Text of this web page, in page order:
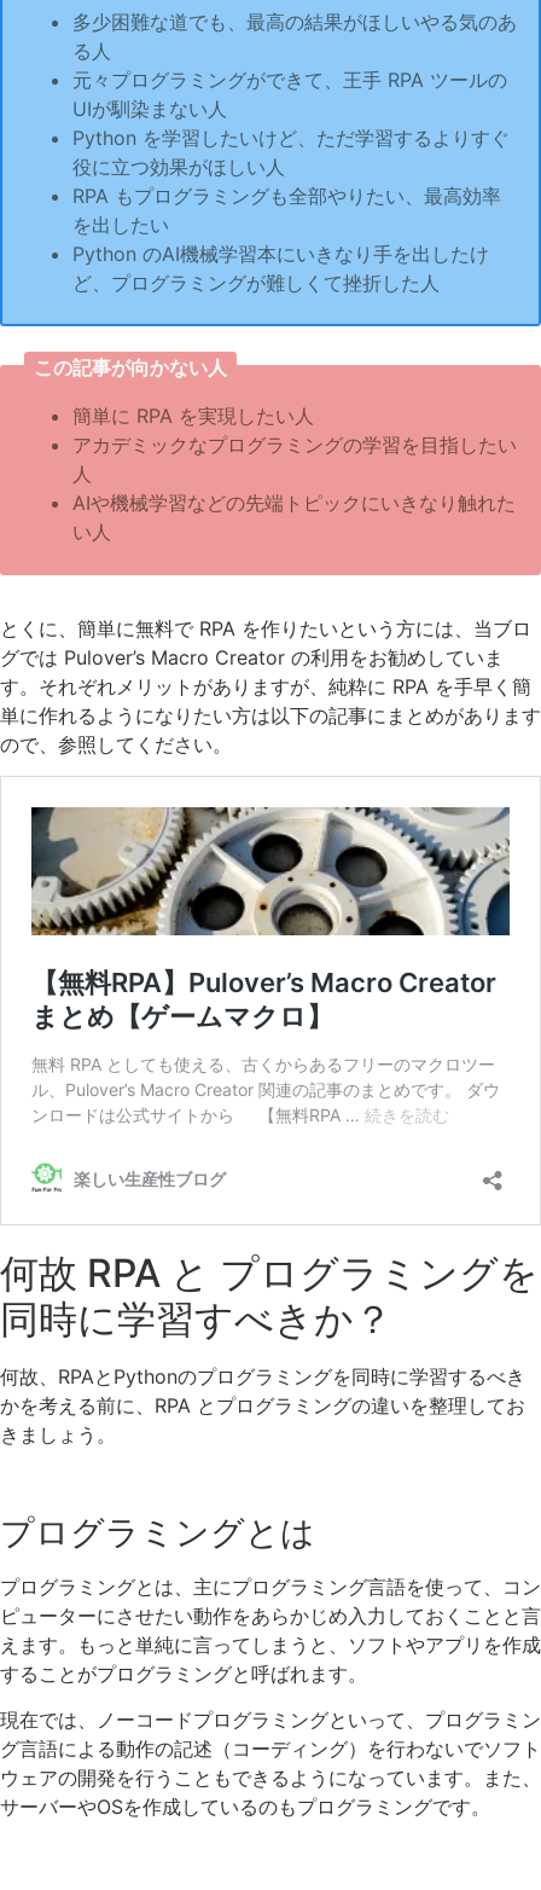
多少困難な道でも、最高の結果がほしいやる気のあ
る人
元々プログラミングができて、王手 RPA ツールの
UIが馴染まない人
Python を学習したいけど、ただ学習するよりすぐ
役に立つ効果がほしい人
RPA もプログラミングも全部やりたい、最高効率
を出したい
Python のAI機械学習本にいきなり手を出したけ
ど、プログラミングが難しくて挫折した人
この記事が向かない人
簡単に RPA を実現したい人
アカデミックなプログラミングの学習を目指したい
人
AIや機械学習などの先端トピックにいきなり触れた
い人
とくに、簡単に無料で RPA を作りたいという方には、当ブロ
グでは Pulover’s Macro Creator の利用をお勧めしていま
す。それぞれメリットがありますが、純粋に RPA を手早く簡
単に作れるようになりたい方は以下の記事にまとめがあります
ので、参照してください。
何故 RPA と プログラミングを
同時に学習すべきか？
何故、RPAとPythonのプログラミングを同時に学習するべき
かを考える前に、RPA とプログラミングの違いを整理してお
きましょう。
プログラミングとは
プログラミングとは、主にプログラミング言語を使って、コン
ピューターにさせたい動作をあらかじめ入力しておくことと言
えます。もっと単純に言ってしまうと、ソフトやアプリを作成
することがプログラミングと呼ばれます。
現在では、ノーコードプログラミングといって、プログラミン
グ言語による動作の記述（コーディング）を行わないでソフト
ウェアの開発を行うこともできるようになっています。また、
サーバーやOSを作成しているのもプログラミングです。